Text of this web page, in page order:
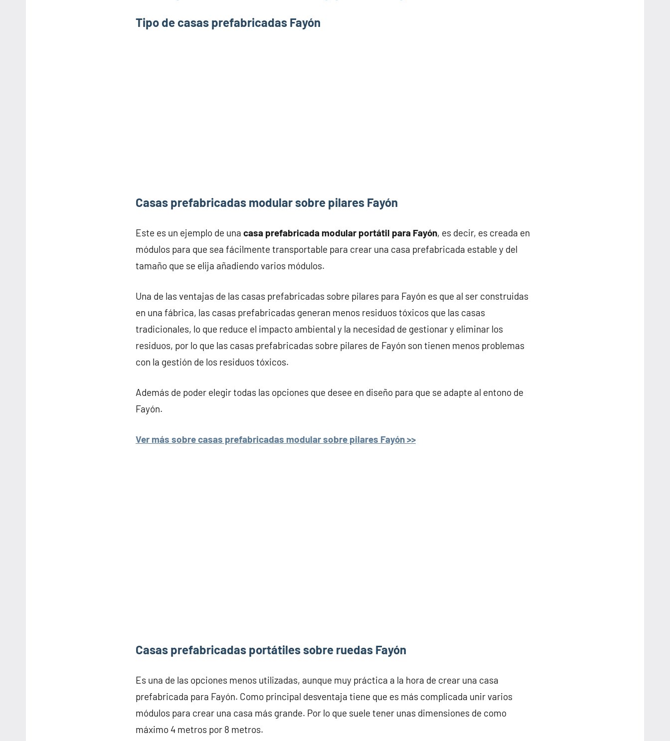
Tipo de casas prefabricadas Fayón
Casas prefabricadas modular sobre pilares Fayón
Este es un ejemplo de una casa prefabricada modular portátil para Fayón, es decir, es creada en
módulos para que sea fácilmente transportable para crear una casa prefabricada estable y del
tamaño que se elija añadiendo varios módulos.
Una de las ventajas de las casas prefabricadas sobre pilares para Fayón es que al ser construidas
en una fábrica, las casas prefabricadas generan menos residuos tóxicos que las casas
tradicionales, lo que reduce el impacto ambiental y la necesidad de gestionar y eliminar los
residuos, por lo que las casas prefabricadas sobre pilares de Fayón son tienen menos problemas
con la gestión de los residuos tóxicos.
Además de poder elegir todas las opciones que desee en diseño para que se adapte al entono de
Fayón.
Ver más sobre casas prefabricadas modular sobre pilares Fayón >>
Casas prefabricadas portátiles sobre ruedas Fayón
Es una de las opciones menos utilizadas, aunque muy práctica a la hora de crear una casa
prefabricada para Fayón. Como principal desventaja tiene que es más complicada unir varios
módulos para crear una casa más grande. Por lo que suele tener unas dimensiones de como
máximo 4 metros por 8 metros.